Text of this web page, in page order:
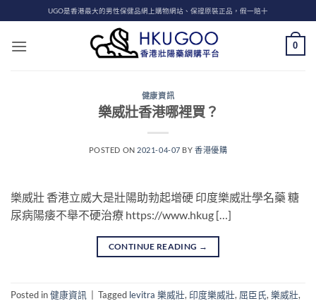
to
content
UGO是香港最大的男性保健品網上購物網站、保證原裝正品，假一賠十
0
健康資訊
樂威壯香港哪裡買？
POSTED ON 2021-04-07 BY香港優購
樂威壯 香港立威大是壯陽助勃起增硬 印度樂威壯學名藥 糖
尿病陽痿不舉不硬治療 https://www.hkug […]
CONTINUE READING →
Posted in健康資訊 Tagged levitra 樂威壯, 印度樂威壯, 屈臣氏, 樂威壯,